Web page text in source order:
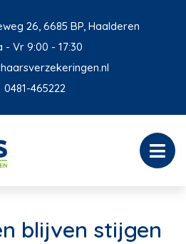
26, 6685 BP, Haalderen
- Vr 9:00 - 17:30
0481-465222
blijven stijgen